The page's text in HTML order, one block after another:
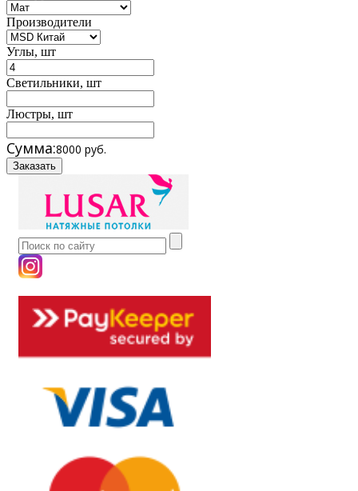
Производители
Углы, шт
Светильники, шт
Люстры, шт
Сумма:8000 руб.
Заказать